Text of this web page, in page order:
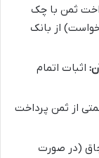
ثمن با چک
از بانک
اثبات اتمام
از ثمن پرداخت
(در صورت